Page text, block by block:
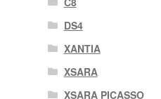
DS4
XANTIA
XSARA
XSARA PICASSO